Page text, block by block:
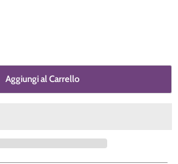
Aggiungi al Carrello